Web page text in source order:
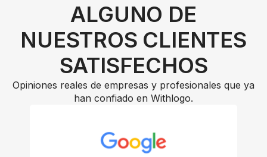
ALGUNO DE
NUESTROS CLIENTES
SATISFECHOS
Opiniones reales de empresas y profesionales que ya
han confiado en Withlogo.